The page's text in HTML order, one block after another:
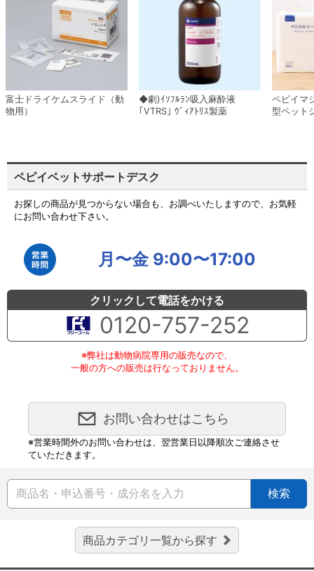
富士ドライケムスライド（動
物用）
◆劇)ｲｿﾌﾙﾗﾝ吸入麻酔液
｢VTRS｣ ｳﾞｨｱﾄﾘｽ製薬
ペピイマ
型ペット
ペピイベットサポートデスク
お探しの商品が見つからない場合も、お調べいたしますので、お気軽
にお問い合わせ下さい。
月〜金 9:00〜17:00
クリックして電話をかける
0120-757-252
※弊社は動物病院専用の販売なので、
一般の方への販売は行なっておりません。
お問い合わせはこちら
※営業時間外のお問い合わせは、翌営業日以降順次ご連絡させ
ていただきます。
検索
商品カテゴリ一覧から探す